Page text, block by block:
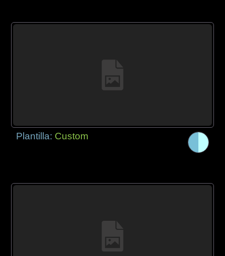
Plantilla: Custom